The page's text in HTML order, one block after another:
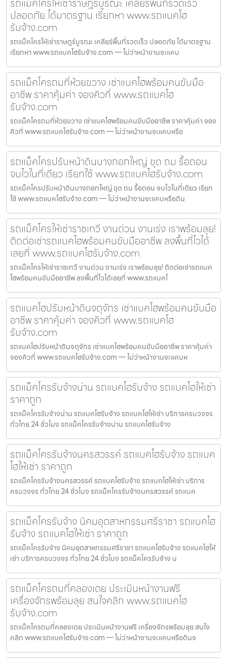
ปลอดภัย ได้มาตรฐาน เรียกหา www.รถแบคโฮ
รับจ้าง.com
รถแม็คโครให้เช่าราษฎร์บูรณะ เคลียร์พื้นที่รวดเร็ว ปลอดภัย ได้มาตรฐาน
เรียกหา www.รถแบคโฮรับจ้าง.com — ไม่ว่าหน้างานจะแคบ
รถแม็คโครถมที่ห้วยขวาง เช่าแบคโฮพร้อมคนขับมือ
อาชีพ ราคาคุ้มค่า จองคิวที่ www.รถแบคโฮ
รับจ้าง.com
รถแม็คโครถมที่ห้วยขวาง เช่าแบคโฮพร้อมคนขับมืออาชีพ ราคาคุ้มค่า จอง
คิวที่ www.รถแบคโฮรับจ้าง.com — ไม่ว่าหน้างานจะแคบหรือ
รถแม็คโครปรับหน้าดินบางกอกใหญ่ ขุด ถม รื้อถอน
จบไวในที่เดียว เรียกใช้ www.รถแบคโฮรับจ้าง.com
รถแม็คโครปรับหน้าดินบางกอกใหญ่ ขุด ถม รื้อถอน จบไวในที่เดียว เรียก
ใช้ www.รถแบคโฮรับจ้าง.com — ไม่ว่าหน้างานจะแคบหรือดิน
รถแม็คโครให้เช่าราชเทวี งานด่วน งานเร่ง เราพร้อมลุย!
ติดต่อเช่ารถแบคโฮพร้อมคนขับมืออาชีพ ลงพื้นที่ไวได้
เลยที่ www.รถแบคโฮรับจ้าง.com
รถแม็คโครให้เช่าราชเทวี งานด่วน งานเร่ง เราพร้อมลุย! ติดต่อเช่ารถแบค
โฮพร้อมคนขับมืออาชีพ ลงพื้นที่ไวได้เลยที่ www.รถแบคโ
รถแบคโฮปรับหน้าดินจตุจักร เช่าแบคโฮพร้อมคนขับมือ
อาชีพ ราคาคุ้มค่า จองคิวที่ www.รถแบคโฮ
รับจ้าง.com
รถแบคโฮปรับหน้าดินจตุจักร เช่าแบคโฮพร้อมคนขับมืออาชีพ ราคาคุ้มค่า
จองคิวที่ www.รถแบคโฮรับจ้าง.com — ไม่ว่าหน้างานจะแคบห
รถแม็คโครรับจ้างน่าน รถแบคโฮรับจ้าง รถแบคโฮให้เช่า
ราคาถูก
รถแม็คโครรับจ้างน่าน รถแบคโฮรับจ้าง รถแบคโฮให้เช่า บริการครบวงจร
ทั่วไทย 24 ชั่วโมง รถแม็คโครรับจ้างน่าน รถแบคโฮรับจ้าง
รถแม็คโครรับจ้างนครสวรรค์ รถแบคโฮรับจ้าง รถแบค
โฮให้เช่า ราคาถูก
รถแม็คโครรับจ้างนครสวรรค์ รถแบคโฮรับจ้าง รถแบคโฮให้เช่า บริการ
ครบวงจร ทั่วไทย 24 ชั่วโมง รถแม็คโครรับจ้างนครสวรรค์ รถแบค
รถแม็คโครรับจ้าง นิคมอุตสาหกรรมศรีราชา รถแบคโฮ
รับจ้าง รถแบคโฮให้เช่า ราคาถูก
รถแม็คโครรับจ้าง นิคมอุตสาหกรรมศรีราชา รถแบคโฮรับจ้าง รถแบคโฮให้
เช่า บริการครบวงจร ทั่วไทย 24 ชั่วโมง รถแม็คโครรับจ้าง น
รถแม็คโครถมที่คลองเตย ประเมินหน้างานฟรี
เครื่องจักรพร้อมลุย สนใจคลิก www.รถแบคโฮ
รับจ้าง.com
รถแม็คโครถมที่คลองเตย ประเมินหน้างานฟรี เครื่องจักรพร้อมลุย สนใจ
คลิก www.รถแบคโฮรับจ้าง.com — ไม่ว่าหน้างานจะแคบหรือดินจ